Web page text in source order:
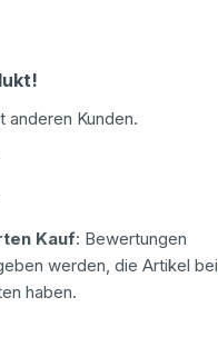
anderen Kunden.
Kauf: Bewertungen
werden, die Artikel bei
haben.